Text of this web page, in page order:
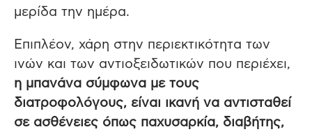
μερίδα την ημέρα.
Επιπλέον, χάρη στην περιεκτικότητα των
ινών και των αντιοξειδωτικών που περιέχει,
η μπανάνα σύμφωνα με τους
διατροφολόγους, είναι ικανή να αντισταθεί
σε ασθένειες όπως παχυσαρκία, διαβήτης,